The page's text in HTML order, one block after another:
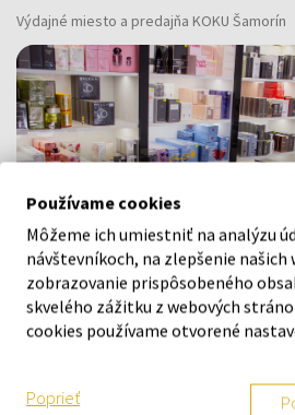
Výdajné miesto a predajňa KOKU Šamorín
Po - Pi: 8:00 - 16:00
Používame cookies
Môžeme ich umiestniť na analýzu
návštevníkoch, na zlepšenie našich
zobrazovanie prispôsobeného
skvelého zážitku z webových
cookies používame otvorené
Poprieť